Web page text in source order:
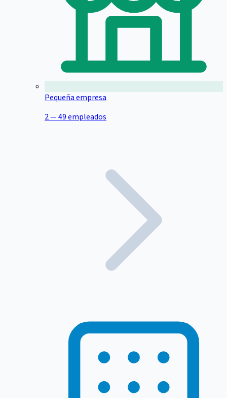
Pequeña empresa
2 — 49 empleados